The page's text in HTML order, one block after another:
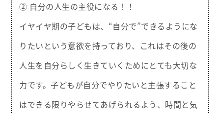
② 自分の人生の主役になる！！
イヤイヤ期の子どもは、“自分で”できるようにな
りたいという意欲を持っており、これはその後の
人生を自分らしく生きていくためにとても大切な
力です。子どもが自分でやりたいと主張すること
はできる限りやらせてあげられるよう、時間と気